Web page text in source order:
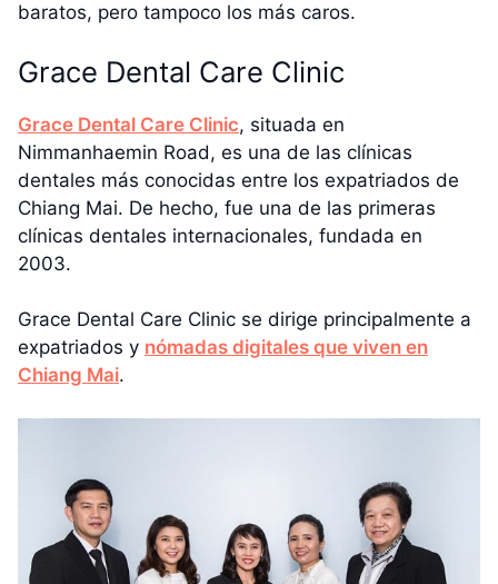
baratos, pero tampoco los más caros.
Grace Dental Care Clinic
Grace Dental Care Clinic, situada en
Nimmanhaemin Road, es una de las clínicas
dentales más conocidas entre los expatriados de
Chiang Mai. De hecho, fue una de las primeras
clínicas dentales internacionales, fundada en
2003.
Grace Dental Care Clinic se dirige principalmente a
expatriados y nómadas digitales que viven en
Chiang Mai.